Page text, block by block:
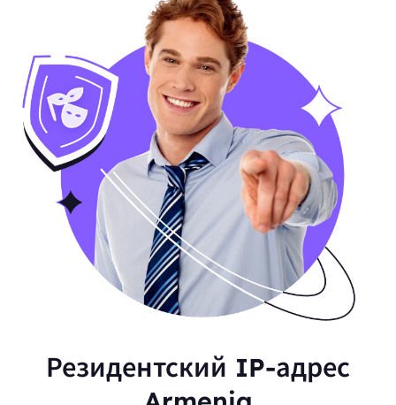
Резидентский IP-адрес